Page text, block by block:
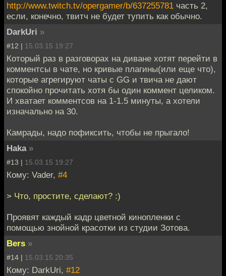
http://www.twitch.tv/opergamer/b/637255781 часть 2,
если, конечно, твитч не будет тупить как обычно.
DarkUri »
#12 | 15.03.15 19:27
Который раз в разговорах на диване хотят перейти в
комментсы в чате, но кривые плагины(или еще что),
которые агрегируют чаты с GG и твича не дают
спокойно прочитать хотя бы один коммент целиком.
И хватает комментсов на 1-1.5 минуты, а хотели
изначально на 30.
Камрады, надо пофиксить, чтобы не прыгало!
Haka »
#13 | 15.03.15 19:27
Кому: Vader, #4
> Что, простите, сделают? :)
Проявят каждый кадр цветной кинопленки с
помощью знойной красотки из студии Зотова.
Bers »
#14 | 15.03.15 20:35
Кому: DarkUri, #12